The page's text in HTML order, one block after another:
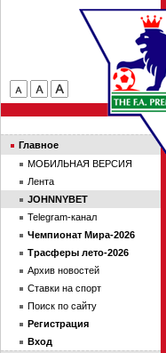
Главное
МОБИЛЬНАЯ ВЕРСИЯ
Лента
JOHNNYBET
Telegram-канал
Чемпионат Мира-2026
Трасферы лето-2026
Архив новостей
Ставки на спорт
Поиск по сайту
Регистрация
Вход